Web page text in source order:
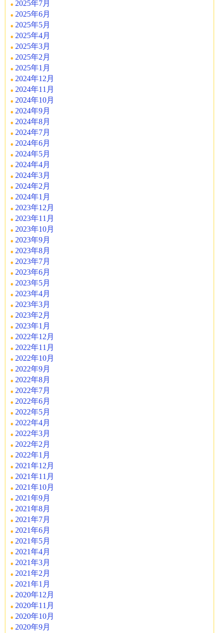
2025年7月
2025年6月
2025年5月
2025年4月
2025年3月
2025年2月
2025年1月
2024年12月
2024年11月
2024年10月
2024年9月
2024年8月
2024年7月
2024年6月
2024年5月
2024年4月
2024年3月
2024年2月
2024年1月
2023年12月
2023年11月
2023年10月
2023年9月
2023年8月
2023年7月
2023年6月
2023年5月
2023年4月
2023年3月
2023年2月
2023年1月
2022年12月
2022年11月
2022年10月
2022年9月
2022年8月
2022年7月
2022年6月
2022年5月
2022年4月
2022年3月
2022年2月
2022年1月
2021年12月
2021年11月
2021年10月
2021年9月
2021年8月
2021年7月
2021年6月
2021年5月
2021年4月
2021年3月
2021年2月
2021年1月
2020年12月
2020年11月
2020年10月
2020年9月